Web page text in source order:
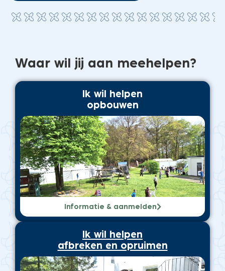
Waar wil jij aan meehelpen?
Ik wil helpen
opbouwen
Informatie & aanmelden
Ik wil helpen
afbreken en opruimen